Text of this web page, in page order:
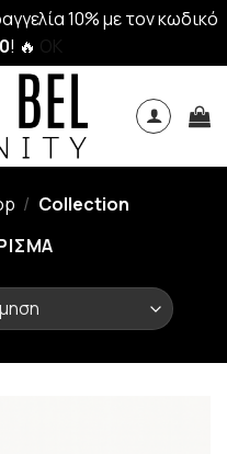
10% με τον κωδικό
! 🔥 OK
/ Collection